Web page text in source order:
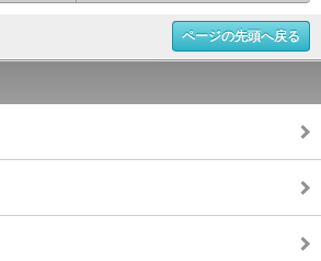
ページの先頭へ戻る